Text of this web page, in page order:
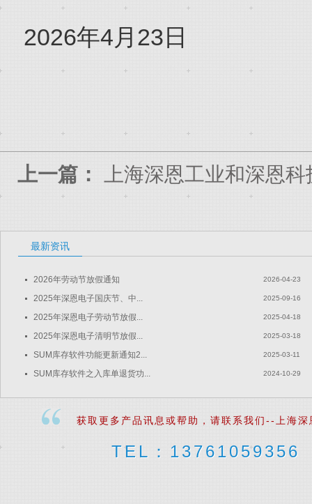
2026年4月23日
上一篇： 上海深恩工业和深恩
最新资讯
2026年劳动节放假通知 2026-04-23
2025年深恩电子国庆节、中... 2025-09-16
2025年深恩电子劳动节放假... 2025-04-18
2025年深恩电子清明节放假... 2025-03-18
SUM库存软件功能更新通知2... 2025-03-11
SUM库存软件之入库单退货功... 2024-10-29
获取更多产品讯息或帮助，请联系我们--上海深
TEL：13761059356